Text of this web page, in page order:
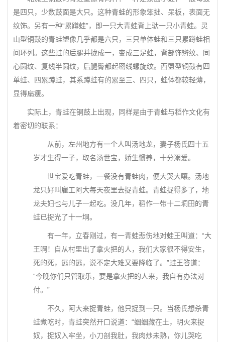
是四只，少数鼓面是大只。这种青蛙的形象笨拙、呆板，表面无
纹饰。另有一种“累蹲蛙”，即一只大青蛙背上驮一只小青蛙。灵
山型铜鼓的青蛙塑像几乎都是六只，三只单体蛙和三只累蹲蛙相
间环列。这些蛙的后腿并拢成一，变成三足蛙，背部饰辫纹、同
心圆纹、复线半圆纹，后腿臀都起密线螺旋纹。西盟型铜鼓有四
单蛙、四累蹲蛙，其系蹲蛙有的累至三、四只，蛙体都较轻薄，
显得扁瘦。
实际上，青蛙在铜鼓上出现，同样是由于青蛙与稻作文化有
着密切的联系：
从前，左州地方有一个人叫汤地龙，妻子杨氏四十五
岁才生得一子，取名汤世宝，娇生惯养，十分溺爱。
世宝爱吃青蛙，一餐没有青蛙肉，便大哭大嚷。汤地
龙只好叫雇工阿大每天夜里去捉青蛙。青蛙捉得多了，地
龙夫妇也与儿子一起吃。没几年，稻作一带十二垌田的青
蛙已捉光了十一垌。
有一年，立春刚过，有一青蛙悲伤地对蛙王叫道：“大
王啊！自从村里出了拿火把的人，我们大家很不得安生，
死的死，逃的逃，说不定大难又要降临了。”蛙王答道：
“今晚你们只管取乐，要是拿火把的人来，我自有办法对
付。”
不久，阿大来捉青蛙，他只捉到一只。当杨氏想杀青
蛙煮吃时，青蛙突然开口说道：“蝈蝈藏在土，明火来捉
奴，捉奴入牢坐，小刀剖我肚，我肉炒未熟，你儿哭吃